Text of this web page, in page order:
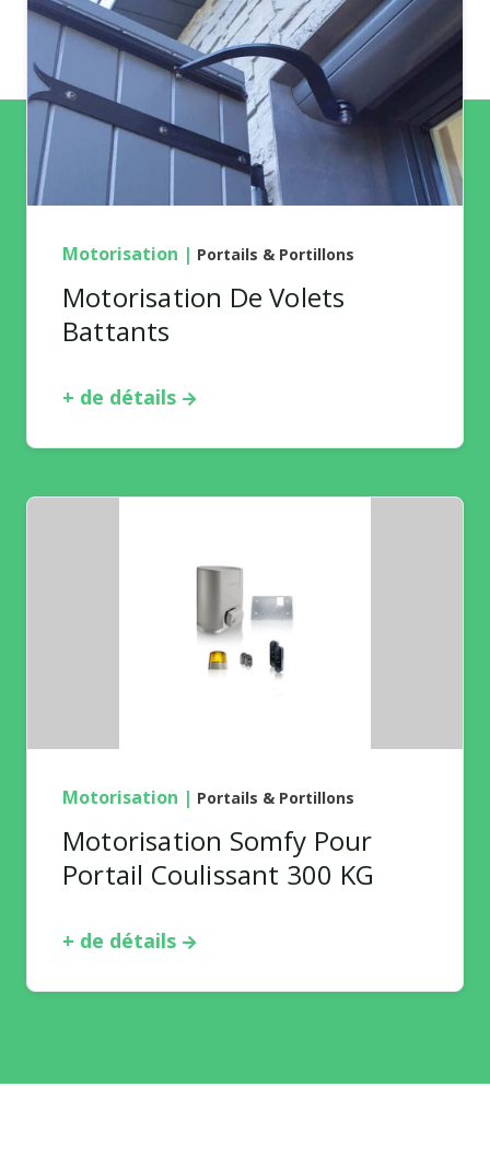
Motorisation | Portails & Portillons
Motorisation De Volets
Battants
+ de détails
Motorisation | Portails & Portillons
Motorisation Somfy Pour
Portail Coulissant 300 KG
+ de détails